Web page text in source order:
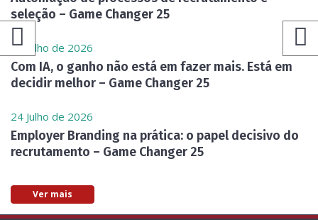
seleção – Game Changer 25
31 Julho de 2026
Com IA, o ganho não está em fazer mais. Está em
decidir melhor – Game Changer 25
24 Julho de 2026
Employer Branding na prática: o papel decisivo do
recrutamento – Game Changer 25
Ver mais